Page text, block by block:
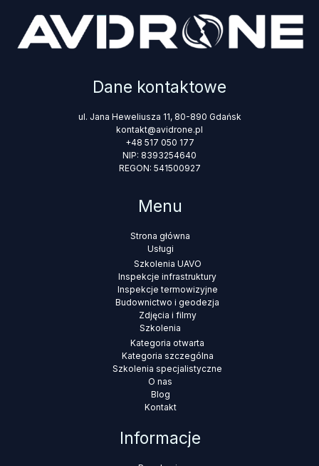
Dane kontaktowe
ul. Jana Heweliusza 11, 80-890 Gdańsk
kontakt@avidrone.pl
+48 517 050 177
NIP: 8393254640
REGON: 541500927
Menu
Strona główna
Usługi
Szkolenia UAVO
Inspekcje infrastruktury
Inspekcje termowizyjne
Budownictwo i geodezja
Zdjęcia i filmy
Szkolenia
Kategoria otwarta
Kategoria szczególna
Szkolenia specjalistyczne
O nas
Blog
Kontakt
Informacje